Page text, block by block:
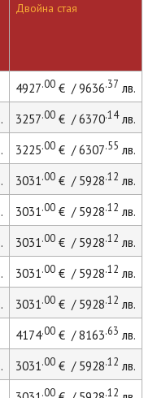
Двойна стая
4927.00€ / 9636.37 лв.
3257.00€ / 6370.14лв.
3225.00€ / 6307.55 лв.
3031.00€ / 5928.12 лв.
3031.00€ / 5928.12 лв.
3031.00€ / 5928.12 лв.
3031.00€ / 5928.12 лв.
3031.00€ / 5928.12 лв.
4174.00€ / 8163.63 лв.
3031.00€ / 5928.12 лв.
.00 .12